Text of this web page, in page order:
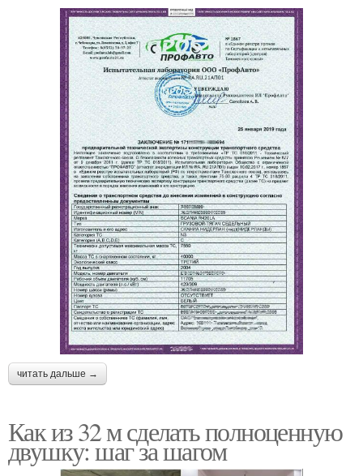
читать дальше →
Как из 32 м сделать полноценную
двушку: шаг за шагом